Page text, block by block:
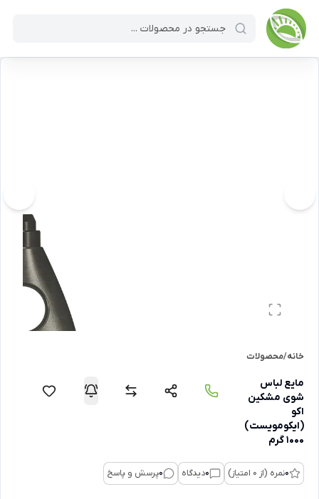
خانه/محصولات
مایع لباس
شوی مشکین
اکو
(ایکومویست)
1000 گرم
0نمره (از 0 امتیاز) 0دیدگاه 0پرسش و پاسخ